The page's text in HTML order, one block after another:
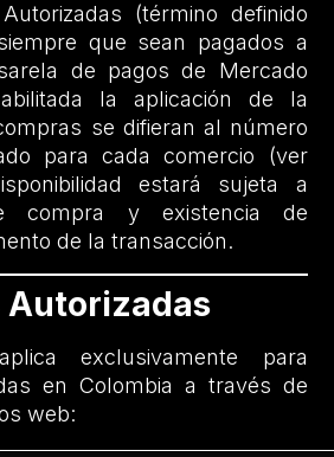
(término definido
que sean pagados a
de pagos de Mercado
la aplicación de la
se difieran al número
para cada comercio (ver
estará sujeta a
compra y existencia de
de la transacción.
Autorizadas
exclusivamente para
en Colombia a través de
web: